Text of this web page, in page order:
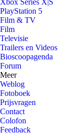
Xbox Series X|S
PlayStation 5
Film & TV
Film
Televisie
Trailers en Videos
Bioscoopagenda
Forum
Meer
Weblog
Fotoboek
Prijsvragen
Contact
Colofon
Feedback